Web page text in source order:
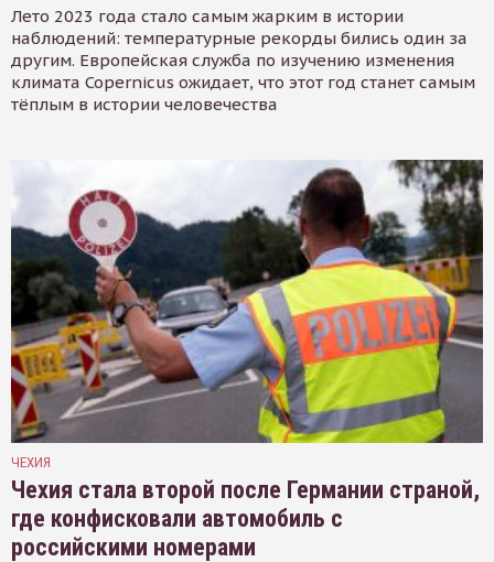
Лето 2023 года стало самым жарким в истории
наблюдений: температурные рекорды бились один за
другим. Европейская служба по изучению изменения
климата Copernicus ожидает, что этот год станет самым
тёплым в истории человечества
ЧЕХИЯ
Чехия стала второй после Германии страной,
где конфисковали автомобиль с
российскими номерами